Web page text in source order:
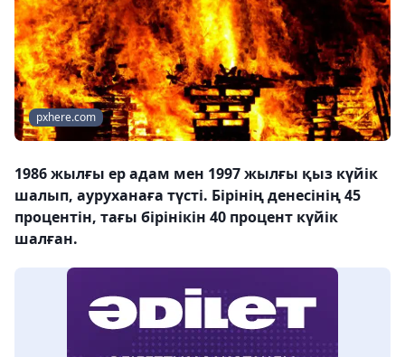
pxhere.com
1986 жылғы ер адам мен 1997 жылғы қыз күйік
шалып, ауруханаға түсті. Бірінің денесінің 45
процентін, тағы бірінікін 40 процент күйік
шалған.